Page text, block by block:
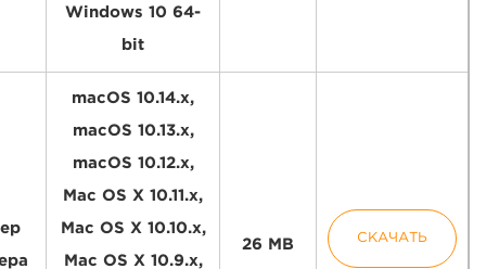
Windows 10 64-
bit
macOS 10.14.x,
macOS 10.13.x,
macOS 10.12.x,
Mac OS X 10.11.x,
Mac OS X 10.10.x,
Mac OS X 10.9.x,
26 MB СКАЧАТЬ